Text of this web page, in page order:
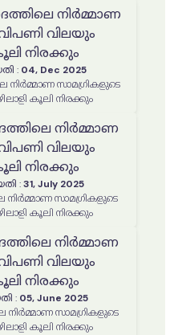
നിർമ്മാണ
വിലയും
നിരക്കും
: 04, Dec 2025
കൂലി നിരക്കും
നിർമ്മാണ
വിലയും
നിരക്കും
:31, July 2025
കൂലി നിരക്കും
നിർമ്മാണ
വിലയും
നിരക്കും
: 05, June 2025
നിർമ്മാണ സാമഗ്രികളുടെ
കൂലി നിരക്കും